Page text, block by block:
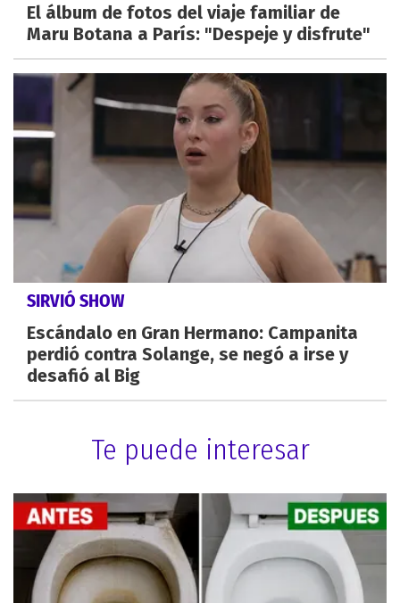
El álbum de fotos del viaje familiar de
Maru Botana a París: "Despeje y disfrute"
SIRVIÓ SHOW
Escándalo en Gran Hermano: Campanita
perdió contra Solange, se negó a irse y
desafió al Big
Te puede interesar